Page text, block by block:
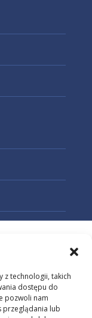
z technologii, takich
dostępu do
pozwoli nam
przeglądania lub
karcie:
Przejdź